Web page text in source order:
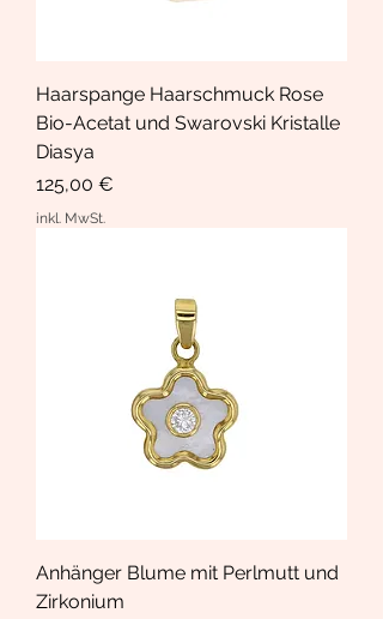
Haarspange Haarschmuck Rose
Bio-Acetat und Swarovski Kristalle
Diasya
Preis
125,00 €
inkl. MwSt.
Anhänger Blume mit Perlmutt und
Zirkonium